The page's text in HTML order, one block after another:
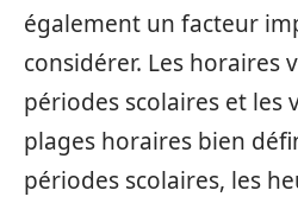
également un facteur
considérer. Les horaires
périodes scolaires et les
plages horaires bien
périodes scolaires, les